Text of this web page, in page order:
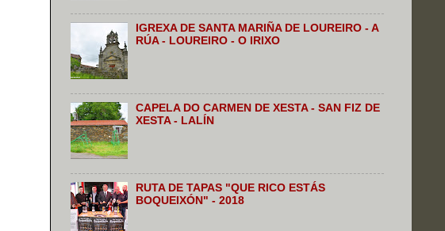
IGREXA DE SANTA MARIÑA DE LOUREIRO - A
RÚA - LOUREIRO - O IRIXO
CAPELA DO CARMEN DE XESTA - SAN FIZ DE
XESTA - LALÍN
RUTA DE TAPAS "QUE RICO ESTÁS
BOQUEIXÓN" - 2018